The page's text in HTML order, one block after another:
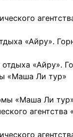
«Айру».
«Маша Ли тур»
агентства